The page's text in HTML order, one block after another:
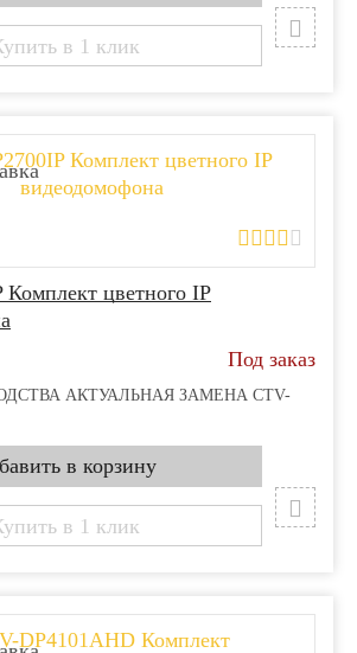
в 1 клик
Комплект цветного IP
Под заказ
АКТУАЛЬНАЯ ЗАМЕНА CTV-
в 1 клик